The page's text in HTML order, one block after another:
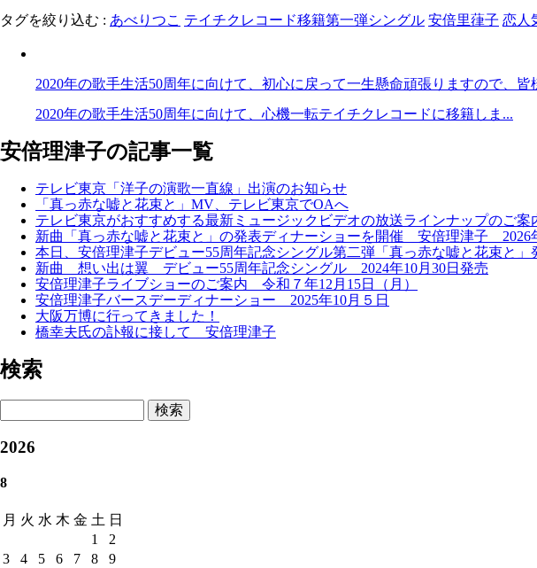
タグを絞り込む : あべりつこ テイチクレコード移籍第一弾シングル 安倍里葎子 恋人
2020年の歌手生活50周年に向けて、初心に戻って一生懸命頑張りますので、皆
2020年の歌手生活50周年に向けて、心機一転テイチクレコードに移籍しま...
安倍理津子の記事一覧
テレビ東京「洋子の演歌一直線」出演のお知らせ
「真っ赤な嘘と花束と」MV、テレビ東京でOAへ
テレビ東京がおすすめする最新ミュージックビデオの放送ラインナップのご案
新曲「真っ赤な嘘と花束と」の発表ディナーショーを開催 安倍理津子 2026
本日、安倍理津子デビュー55周年記念シングル第二弾「真っ赤な嘘と花束と」
新曲 想い出は翼 デビュー55周年記念シングル 2024年10月30日発売
安倍理津子ライブショーのご案内 令和７年12月15日（月）
安倍理津子バースデーディナーショー 2025年10月５日
大阪万博に行ってきました！
橋幸夫氏の訃報に接して 安倍理津子
検索
検索
2026
8
月 火 水 木 金 土 日
1
2
3
4 5 6 7 8
9